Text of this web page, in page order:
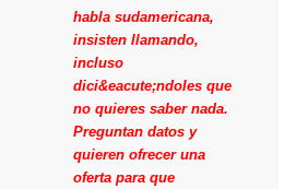
habla sudamericana,
insisten llamando,
incluso
dici&eacute;ndoles que
no quieres saber nada.
Preguntan datos y
quieren ofrecer una
oferta para que